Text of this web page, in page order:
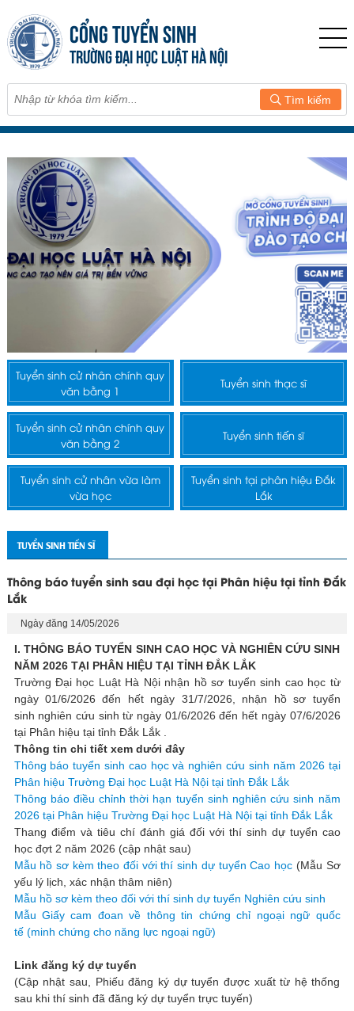
CỔNG TUYỂN SINH
TRƯỜNG ĐẠI HỌC LUẬT HÀ NỘI
Tìm kiếm
Tuyển sinh cử nhân chính quy
văn bằng 1
Tuyển sinh thạc sĩ
Tuyển sinh cử nhân chính quy
văn bằng 2
Tuyển sinh tiến sĩ
Tuyển sinh cử nhân vừa làm
vừa học
Tuyển sinh tại phân hiệu Đắk
Lắk
TUYỂN SINH TIẾN SĨ
Thông báo tuyển sinh sau đại học tại Phân hiệu tại tỉnh Đắk
Lắk
Ngày đăng 14/05/2026
I. THÔNG BÁO TUYỂN SINH CAO HỌC VÀ NGHIÊN CỨU SINH
NĂM 2026 TẠI PHÂN HIỆU TẠI TỈNH ĐẮK LẮK
Trường Đại học Luật Hà Nội nhận hồ sơ tuyển sinh cao học từ
ngày 01/6/2026 đến hết ngày 31/7/2026, nhận hồ sơ tuyển
sinh nghiên cứu sinh từ ngày 01/6/2026 đến hết ngày 07/6/2026
tại Phân hiệu tại tỉnh Đắk Lắk .
Thông tin chi tiết xem dưới đây
Thông báo tuyển sinh cao học và nghiên cứu sinh năm 2026 tại
Phân hiệu Trường Đại học Luật Hà Nội tại tỉnh Đắk Lắk
Thông báo điều chỉnh thời hạn tuyển sinh nghiên cứu sinh năm
2026 tại Phân hiệu Trường Đại học Luật Hà Nội tại tỉnh Đắk Lắk
Thang điểm và tiêu chí đánh giá đối với thí sinh dự tuyển cao
học đợt 2 năm 2026 (cập nhật sau)
Mẫu hồ sơ kèm theo đối với thí sinh dự tuyển Cao học (Mẫu Sơ
yếu lý lịch, xác nhận thâm niên)
Mẫu hồ sơ kèm theo đối với thí sinh dự tuyển Nghiên cứu sinh
Mẫu Giấy cam đoan về thông tin chứng chỉ ngoại ngữ quốc
tế (minh chứng cho năng lực ngoại ngữ)
Link đăng ký dự tuyển
(Cập nhật sau, Phiếu đăng ký dự tuyển được xuất từ hệ thống
sau khi thí sinh đã đăng ký dự tuyển trực tuyến)